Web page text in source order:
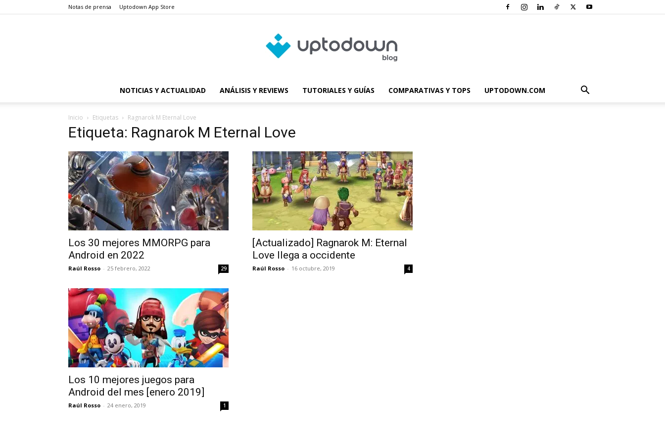
Notas de prensa Uptodown App Store
de
Uptodown
NOTICIAS Y ACTUALIDAD ANÁLISIS Y REVIEWS TUTORIALES Y GUÍAS COMPARATIVAS Y TOPS UPTODOWN.COM
Inicio Etiquetas Ragnarok M Eternal Love
Etiqueta: Ragnarok M Eternal Love
Los 30 mejores MMORPG para
Android en 2022
Raúl Rosso - 25 febrero, 2022 29
[Actualizado] Ragnarok M: Eternal
Love llega a occidente
Raúl Rosso - 16 octubre, 2019 4
Los 10 mejores juegos para
Android del mes [enero 2019]
Raúl Rosso - 24 enero, 2019 1